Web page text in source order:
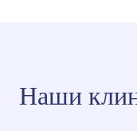
Наши